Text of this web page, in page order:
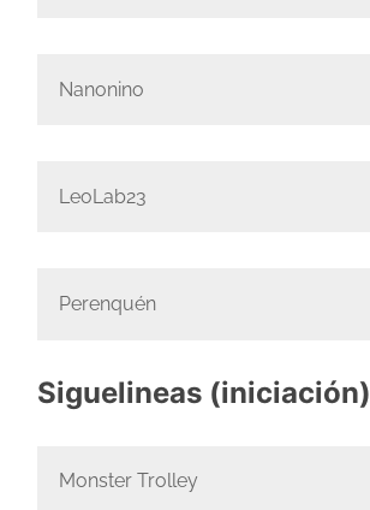
Nanonino
LeoLab23
Perenquén
Siguelineas (iniciación)
Monster Trolley